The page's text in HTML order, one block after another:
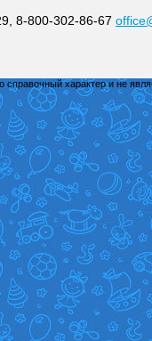
8-800-302-86-67
характер и не